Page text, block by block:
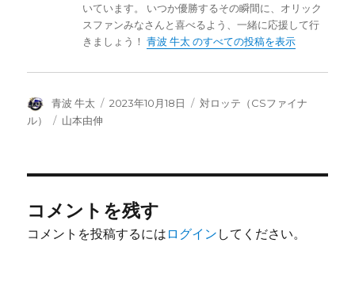
いています。 いつか優勝するその瞬間に、オリック
スファンみなさんと喜べるよう、一緒に応援して行
きましょう！青波 牛太 のすべての投稿を表示
投
稿
青波 牛太
投
2023年10月18日
カ
対ロッテ（CSファイナ
ル）
タ
山本由伸
コメントを残す
コメントを投稿するには ログイン してください。